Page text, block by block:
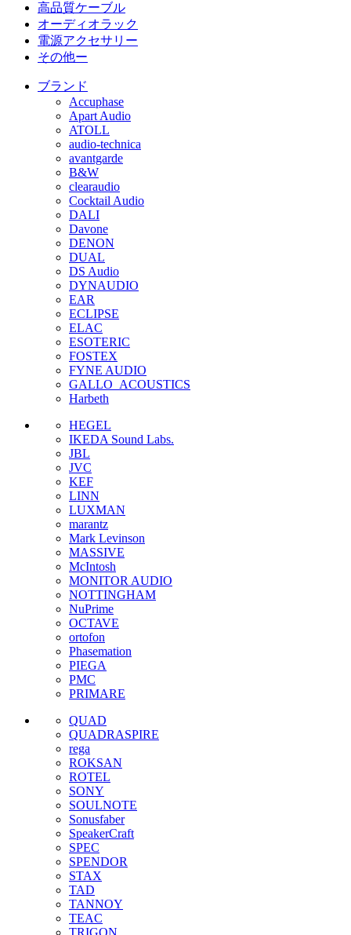
高品質ケーブル
オーディオラック
電源アクセサリー
その他ー
ブランド
Accuphase
Apart Audio
ATOLL
audio-technica
avantgarde
B&W
clearaudio
Cocktail Audio
DALI
Davone
DENON
DUAL
DS Audio
DYNAUDIO
EAR
ECLIPSE
ELAC
ESOTERIC
FOSTEX
FYNE AUDIO
GALLO_ACOUSTICS
Harbeth
HEGEL
IKEDA Sound Labs.
JBL
JVC
KEF
LINN
LUXMAN
marantz
Mark Levinson
MASSIVE
McIntosh
MONITOR AUDIO
NOTTINGHAM
NuPrime
OCTAVE
ortofon
Phasemation
PIEGA
PMC
PRIMARE
QUAD
QUADRASPIRE
rega
ROKSAN
ROTEL
SONY
SOULNOTE
Sonusfaber
SpeakerCraft
SPEC
SPENDOR
STAX
TAD
TANNOY
TEAC